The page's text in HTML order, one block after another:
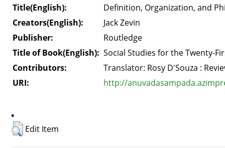
Title(English):
Definition, Organization, and
Creators(English):
Jack Zevin
Publisher:
Routledge
Title of Book(English): Social Studies for the Twenty-
Contributors:
Translator: Rosy D'Souza :
URI:
http://
.
Edit Item